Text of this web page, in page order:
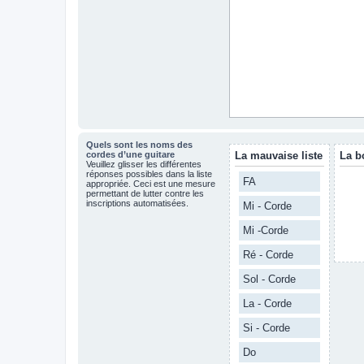
Quels sont les noms des
cordes d’une guitare
Veuillez glisser les différentes
réponses possibles dans la liste
appropriée. Ceci est une mesure
permettant de lutter contre les
inscriptions automatisées.
La mauvaise liste
FA
Mi - Corde
Mi -Corde
Ré - Corde
Sol - Corde
La - Corde
Si - Corde
Do
La